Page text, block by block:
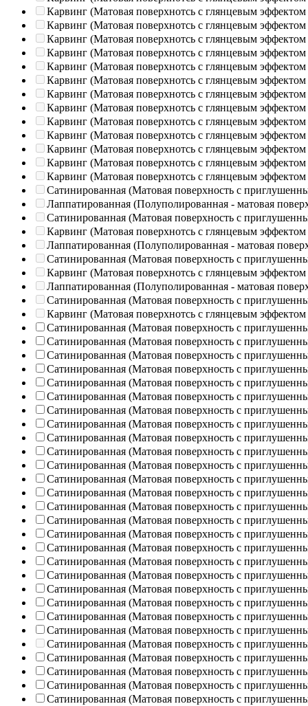
Карвинг (Матовая поверхнотсь с глянцевым эффектом
Карвинг (Матовая поверхнотсь с глянцевым эффектом
Карвинг (Матовая поверхнотсь с глянцевым эффектом
Карвинг (Матовая поверхнотсь с глянцевым эффектом
Карвинг (Матовая поверхнотсь с глянцевым эффектом
Карвинг (Матовая поверхнотсь с глянцевым эффектом
Карвинг (Матовая поверхнотсь с глянцевым эффектом
Карвинг (Матовая поверхнотсь с глянцевым эффектом
Карвинг (Матовая поверхнотсь с глянцевым эффектом
Карвинг (Матовая поверхнотсь с глянцевым эффектом
Карвинг (Матовая поверхнотсь с глянцевым эффектом
Карвинг (Матовая поверхнотсь с глянцевым эффектом
Карвинг (Матовая поверхнотсь с глянцевым эффектом
Сатинированная (Матовая поверхность с
Лаппатированная (Полуполированная - матовая
Сатинированная (Матовая поверхность с
Карвинг (Матовая поверхнотсь с глянцевым эффектом
Лаппатированная (Полуполированная - матовая
Сатинированная (Матовая поверхность с
Карвинг (Матовая поверхнотсь с глянцевым эффектом
Лаппатированная (Полуполированная - матовая
Сатинированная (Матовая поверхность с
Карвинг (Матовая поверхнотсь с глянцевым эффектом
Сатинированная (Матовая поверхность с
Сатинированная (Матовая поверхность с
Сатинированная (Матовая поверхность с
Сатинированная (Матовая поверхность с
Сатинированная (Матовая поверхность с
Сатинированная (Матовая поверхность с
Сатинированная (Матовая поверхность с
Сатинированная (Матовая поверхность с
Сатинированная (Матовая поверхность с
Сатинированная (Матовая поверхность с
Сатинированная (Матовая поверхность с
Сатинированная (Матовая поверхность с
Сатинированная (Матовая поверхность с
Сатинированная (Матовая поверхность с
Сатинированная (Матовая поверхность с
Сатинированная (Матовая поверхность с
Сатинированная (Матовая поверхность с
Сатинированная (Матовая поверхность с
Сатинированная (Матовая поверхность с
Сатинированная (Матовая поверхность с
Сатинированная (Матовая поверхность с
Сатинированная (Матовая поверхность с
Сатинированная (Матовая поверхность с
Сатинированная (Матовая поверхность с
Сатинированная (Матовая поверхность с
Сатинированная (Матовая поверхность с
Сатинированная (Матовая поверхность с
Сатинированная (Матовая поверхность с